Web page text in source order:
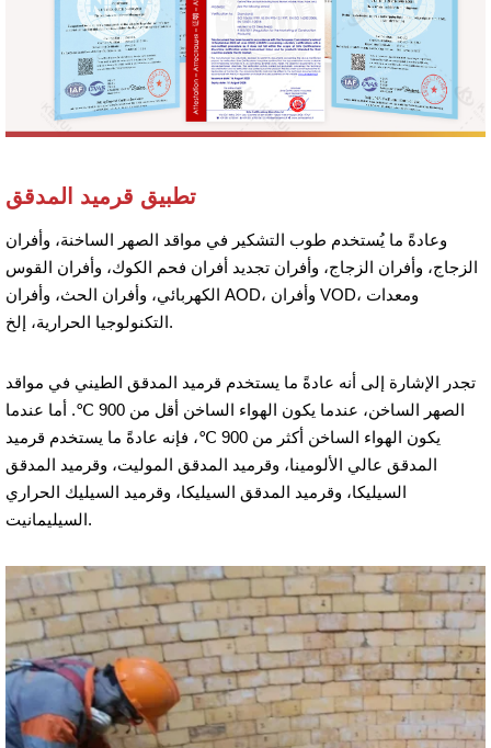
تطبيق قرميد المدقق
وعادةً ما يُستخدم طوب التشكير في مواقد الصهر الساخنة، وأفران
الزجاج، وأفران الزجاج، وأفران تجديد أفران فحم الكوك، وأفران القوس
الكهربائي، وأفران الحث، وأفران AOD، وأفران VOD، ومعدات
التكنولوجيا الحرارية، إلخ.
تجدر الإشارة إلى أنه عادةً ما يستخدم قرميد المدقق الطيني في مواقد
الصهر الساخن، عندما يكون الهواء الساخن أقل من 900 ℃. أما عندما
يكون الهواء الساخن أكثر من 900 ℃، فإنه عادةً ما يستخدم قرميد
المدقق عالي الألومينا، وقرميد المدقق الموليت، وقرميد المدقق
السيليكا، وقرميد المدقق السيليكا، وقرميد السيليك الحراري
السيليمانيت.